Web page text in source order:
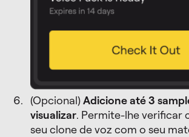
(Opcional)Adicione até 3
visualizar. Permite-lhe verificar
seu clone de voz com o seu